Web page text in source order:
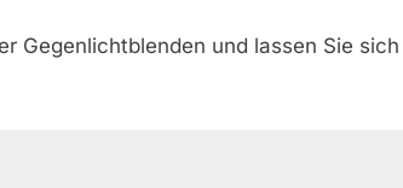
Gegenlichtblenden und lassen Sie